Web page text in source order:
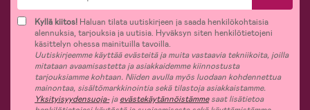
Kyllä kiitos! Haluan tilata uutiskirjeen ja saada henkilökohtaisia
alennuksia, tarjouksia ja uutisia. Hyväksyn siten henkilötietojeni
käsittelyn ohessa mainituilla tavoilla.
Uutiskirjeemme käyttää evästeitä ja muita vastaavia tekniikoita, joilla
mitataan avaamisastetta ja asiakkaidemme kiinnostusta
tarjouksiamme kohtaan. Niiden avulla myös luodaan kohdennettua
mainontaa, sisältömarkkinointia sekä tilastoja asiakkaistamme.
Yksityisyydensuoja-jaevästekäytännöistämmesaat lisätietoa